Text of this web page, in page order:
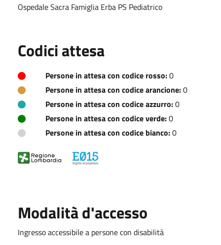
Ospedale Sacra Famiglia Erba PS Pediatrico
Codici attesa
Persone in attesa con codice rosso:0
Persone in attesa con codice arancione:0
Persone in attesa con codice azzurro:0
Persone in attesa con codice verde:0
Persone in attesa con codice bianco:0
Modalità d'accesso
Ingresso accessibile a persone con disabilità